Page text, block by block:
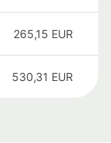
265,15 EUR
530,31 EUR